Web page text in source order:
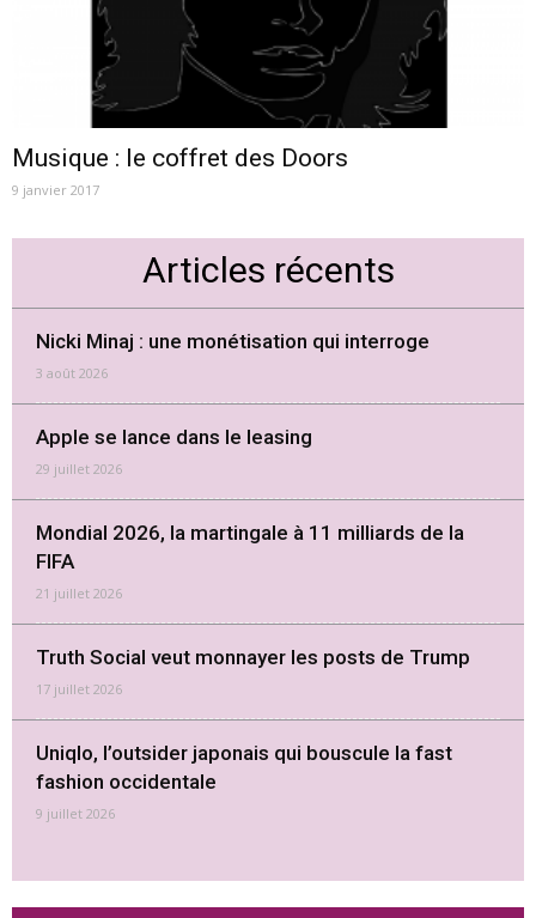
Musique : le coffret des Doors
9 janvier 2017
Articles récents
Nicki Minaj : une monétisation qui interroge
3 août 2026
Apple se lance dans le leasing
29 juillet 2026
Mondial 2026, la martingale à 11 milliards de la
FIFA
21 juillet 2026
Truth Social veut monnayer les posts de Trump
17 juillet 2026
Uniqlo, l’outsider japonais qui bouscule la fast
fashion occidentale
9 juillet 2026